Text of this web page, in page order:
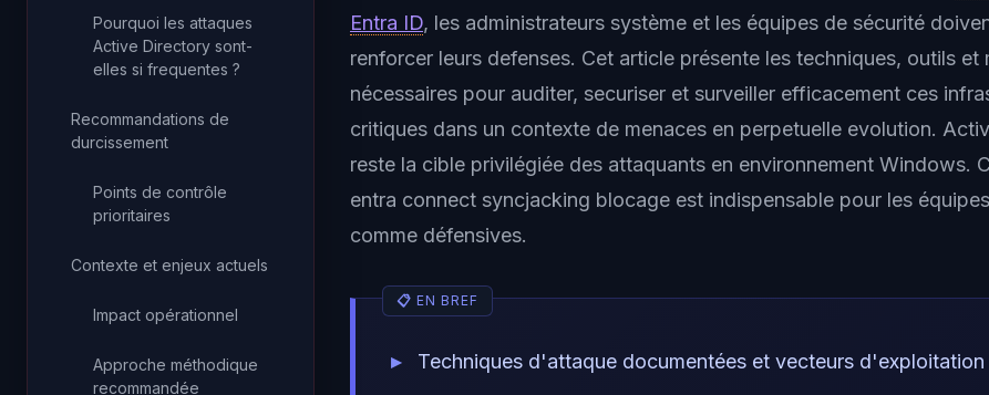
Pourquoi les attaques
Active Directory sont-
elles si frequentes ?
Recommandations de
durcissement
Points de contrôle
prioritaires
Contexte et enjeux actuels
Impact opérationnel
Approche méthodique
recommandée
Entra ID, les administrateurs système et les équipes de sécurité
renforcer leurs defenses. Cet article présente les techniques, outils et
nécessaires pour auditer, securiser et surveiller efficacement ces
critiques dans un contexte de menaces en perpetuelle evolution.
reste la cible privilégiée des attaquants en environnement Windows.
entra connect syncjacking blocage est indispensable pour les
comme défensives.
Techniques d'attaque documentées et vecteurs d'exploitation